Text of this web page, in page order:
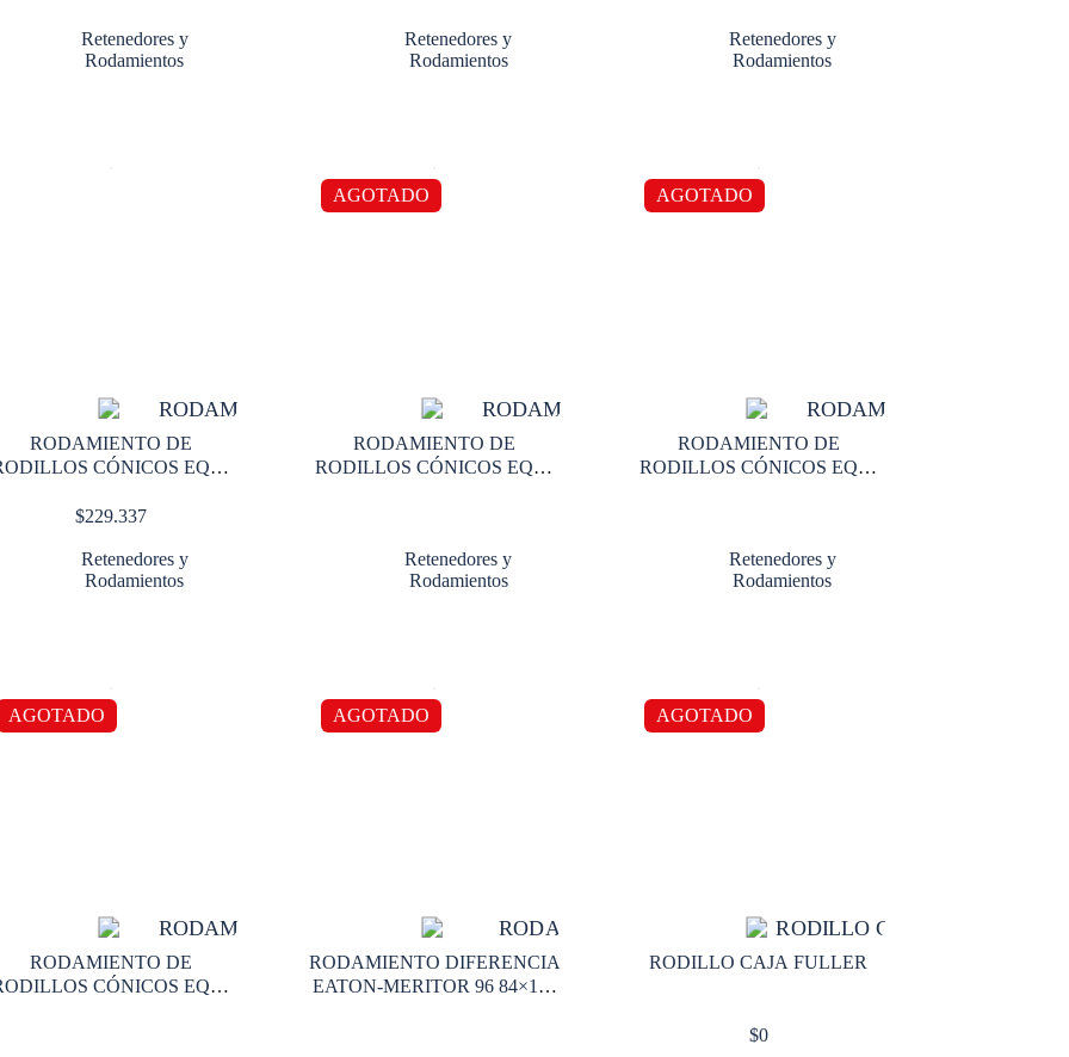
Retenedores y
Rodamientos
Retenedores y
Rodamientos
Retenedores y
Rodamientos
RODAMIENTO DE
CÓNICOS EQUI
127,0 X 44,5
$229.337
Retenedores y
Rodamientos
AGOTADO
RODAMIENTO DE
RODILLOS CÓNICOS EQUI
Retenedores y
Rodamientos
AGOTADO
RODAMIENTO DE
RODILLOS CÓNICOS EQUI
Retenedores y
Rodamientos
AGOTADO
RODAMIENTO DE
CÓNICOS EQUI
AGOTADO
RODAMIENTO DIFERENCIA
EATON-MERITOR 96 84×148
AGOTADO
RODILLO CAJA FULLER
$0